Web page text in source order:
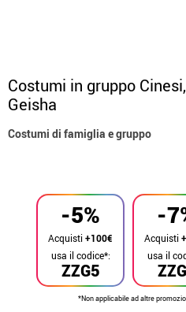
Costumi in gruppo
Geisha
Costumi di famiglia e gruppo
-5%
Acquisti+100€
ZZG5
usa il codice*:
-
Acquisti
usa il
*Non applicabile ad altre